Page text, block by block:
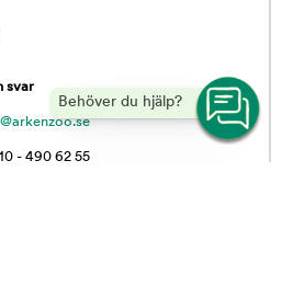
Behöver du hjälp?
svar
- 490 62 55